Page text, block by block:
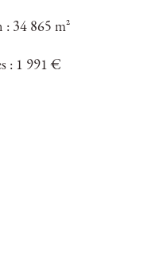
: 34 865 m²
: 1 991 €